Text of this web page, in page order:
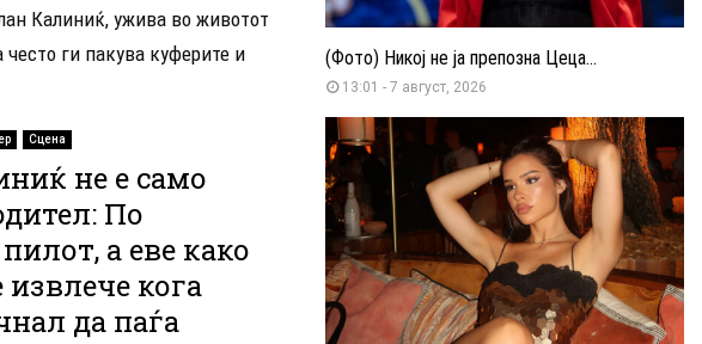
Калиниќ, ужива во животот
ги пакува куферите и
Сцена
не е само
По
а еве како
извлече кога
да паѓа
(Фото) Никој не ја препозна Цеца...
13:01 - 7 август, 2026